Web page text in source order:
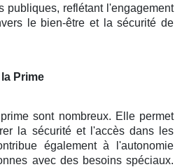
publiques, reflétant l'engagement
le bien-être et la sécurité de
Prime
sont nombreux. Elle permet
la sécurité et l'accès dans les
également à l'autonomie
avec des besoins spéciaux.